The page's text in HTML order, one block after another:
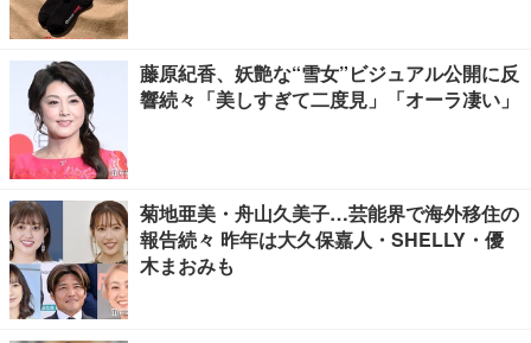
藤原紀香、妖艶な“雪女”ビジュアル公開に反
響続々「美しすぎて二度見」「オーラ凄い」
菊地亜美・舟山久美子…芸能界で海外移住の
報告続々 昨年は大久保嘉人・SHELLY・優
木まおみも